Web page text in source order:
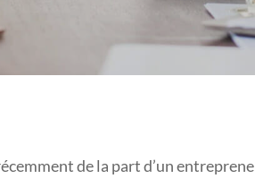
de la part d’un